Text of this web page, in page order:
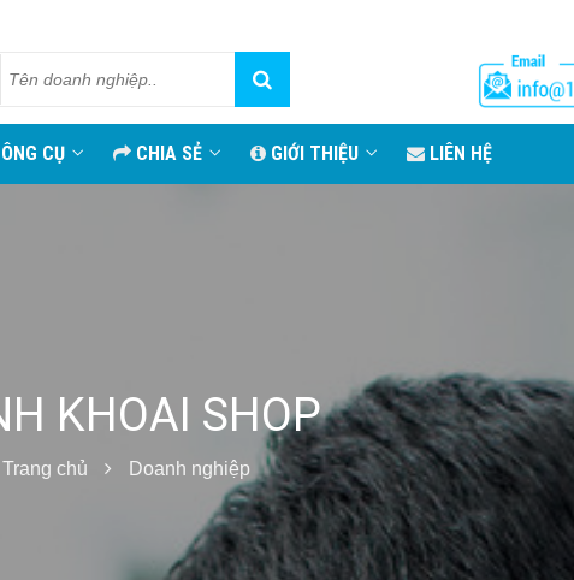
CỤ CHIA SẺ GIỚI THIỆU LIÊN HỆ
KHOAI SHOP
Trang chủ Doanh nghiệp